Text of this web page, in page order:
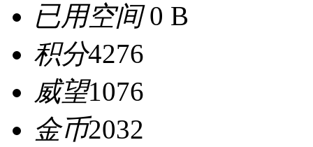
已用空间0 B
积分4276
威望1076
金币2032